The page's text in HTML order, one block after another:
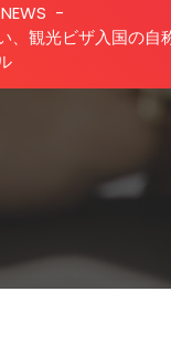
NEWS -
、観光ビザ入国の